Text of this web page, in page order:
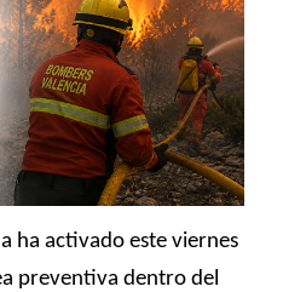
ha activado este viernes
preventiva dentro del